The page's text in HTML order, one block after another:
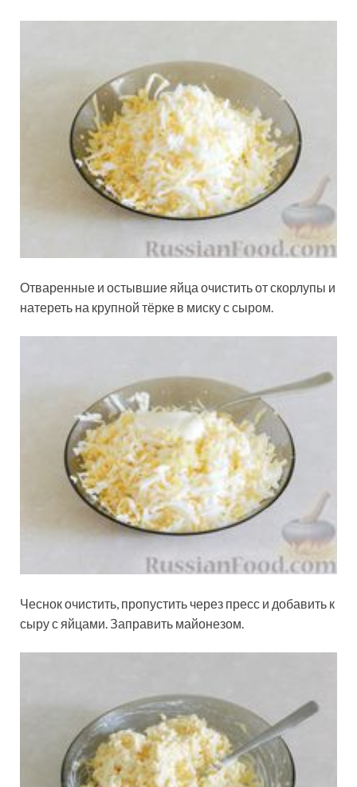
Отваренные и остывшие яйца очистить от скорлупы и
натереть на крупной тёрке в миску с сыром.
Чеснок очистить, пропустить через пресс и добавить к
сыру с яйцами. Заправить майонезом.